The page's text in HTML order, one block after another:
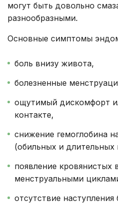
могут быть довольно
разнообразными.
Основные симптомы
боль внизу живота,
болезненные
ощутимый дискомфорт
контакте,
снижение гемоглобина
(обильных и длительных
появление
менструальными
отсутствие